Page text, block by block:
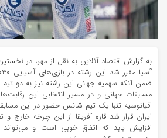
به گزارش اقتصاد آنلاین به نقل از مهر، در
ضمن آنکه سهمیه جهانی این رشته نیز به دو تیم
مسابقات جهانی و در مسیر انتخابی این رقابت‌ها
اقیانوسیه تنها یک تیم شانس حضور در این
ایران قرار شد قاره آفریقا از این چرخه خارج و
افزایش یابد که اتفاق خوبی است و